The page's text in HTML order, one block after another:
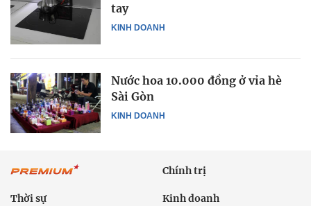
KINH DOANH
tay
KINH DOANH
Nước hoa 10.000 đồng ở vỉa hè
Sài Gòn
Chính trị
Thời sự Kinh doanh